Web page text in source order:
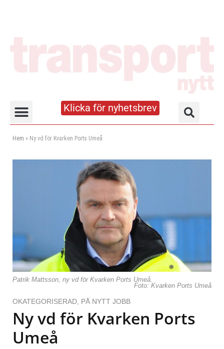
Klicka för nyhetsbrev
Hem » Ny vd för Kvarken Ports Umeå
Patrik Mattsson, ny vd för Kvarken Ports Umeå.
Foto: Kvarken Ports Umeå
OKATEGORISERAD PÅ NYTT JOBB
Ny vd för Kvarken Ports
Umeå